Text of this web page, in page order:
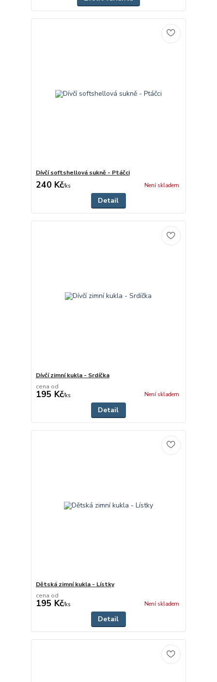
Dívčí softshellová sukně - Ptáčci
240 Kč/ks Není skladem
Detail
Dívčí zimní kukla - Srdíčka
cena od
195 Kč/ks Není skladem
Detail
Dětská zimní kukla - Lístky
cena od
195 Kč/ks Není skladem
Detail